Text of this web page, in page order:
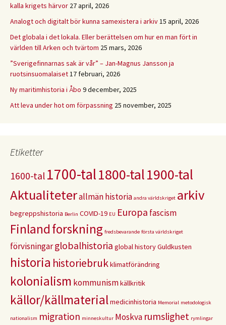
kalla krigets härvor 27 april, 2026
Analogt och digitalt bör kunna samexistera i arkiv15 april, 2026
Det globala i det lokala. Eller berättelsen om hur en man fört in
världen till Arken och tvärtom 25 mars, 2026
”Sverigefinnarnas sak är vår” – Jan-Magnus Jansson ja
ruotsinsuomalaiset17 februari, 2026
Ny maritimhistoria i Åbo 9 december, 2025
Att leva under hot om förpassning 25 november, 2025
Etiketter
1600-tal 1700-tal1800-tal1900-tal
Aktualiteterallmän historia andra världskriget arkiv
begreppshistoria Berlin COVID-19 EU Europa fascism
Finlandforskning fredsbevarande första världskriget
förvisningarglobalhistoria global historyGuldkusten
historia historiebrukklimatförändring
kolonialism kommunismkällkritik
källor/källmaterialmedicinhistoria Memorial metodologisk
nationalism migration minneskultur Moskva rumslighet rymlingar